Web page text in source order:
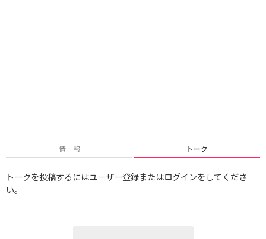
情 報 トーク
トークを投稿するにはユーザー登録またはログインをしてくださ
い。